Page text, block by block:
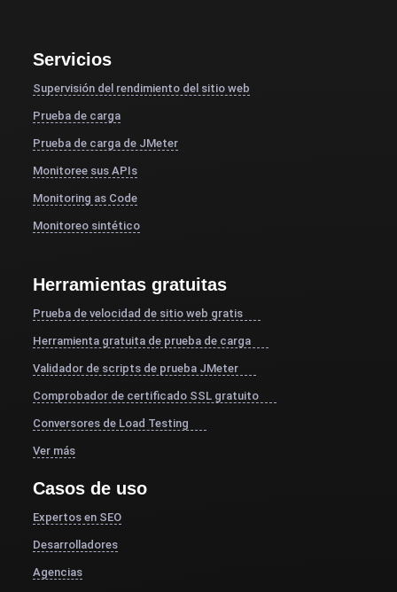
Servicios
Supervisión del rendimiento del sitio web
Prueba de carga
Prueba de carga de JMeter
Monitoree sus APIs
Monitoring as Code
Monitoreo sintético
Herramientas gratuitas
Prueba de velocidad de sitio web gratis
Herramienta gratuita de prueba de carga
Validador de scripts de prueba JMeter
Comprobador de certificado SSL gratuito
Conversores de Load Testing
Ver más
Casos de uso
Expertos en SEO
Desarrolladores
Agencias